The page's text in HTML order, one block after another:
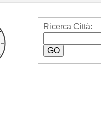
Ricerca Città: